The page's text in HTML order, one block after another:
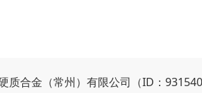
合金（常州）有限公司（ID：